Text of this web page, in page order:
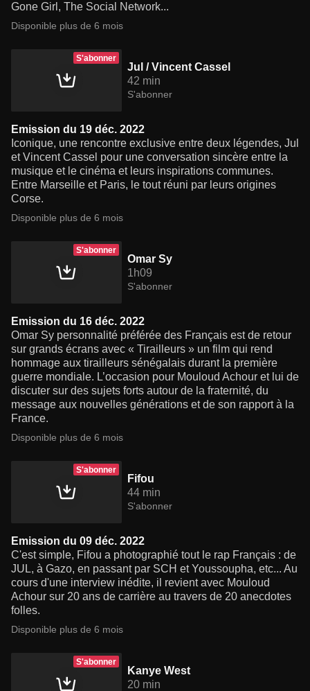
Gone Girl, The Social Network...
Disponible plus de 6 mois
S'abonner
Jul / Vincent Cassel
42 min
S'abonner
Emission du 19 déc. 2022
Iconique, une rencontre exclusive entre deux légendes, Jul
et Vincent Cassel pour une conversation sincère entre la
musique et le cinéma et leurs inspirations communes.
Entre Marseille et Paris, le tout réuni par leurs origines
Corse.
Disponible plus de 6 mois
S'abonner
Omar Sy
1h09
S'abonner
Emission du 16 déc. 2022
Omar Sy personnalité préférée des Français est de retour
sur grands écrans avec « Tirailleurs » un film qui rend
hommage aux tirailleurs sénégalais durant la première
guerre mondiale. L’occasion pour Mouloud Achour et lui de
discuter sur des sujets forts autour de la fraternité, du
message aux nouvelles générations et de son rapport à la
France.
Disponible plus de 6 mois
S'abonner
Fifou
44 min
S'abonner
Emission du 09 déc. 2022
C'est simple, Fifou a photographié tout le rap Français : de
JUL, à Gazo, en passant par SCH et Youssoupha, etc... Au
cours d'une interview inédite, il revient avec Mouloud
Achour sur 20 ans de carrière au travers de 20 anecdotes
folles.
Disponible plus de 6 mois
S'abonner
Kanye West
20 min